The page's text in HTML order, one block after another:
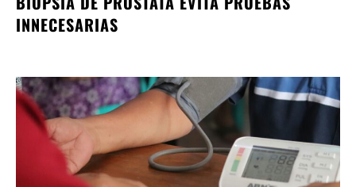
INNECESARIAS